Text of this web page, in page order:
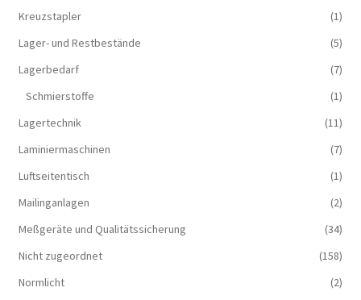
Kreuzstapler
(1)
Lager- und Restbestände
(5)
Lagerbedarf
(7)
Schmierstoffe
(1)
Lagertechnik
(11)
Laminiermaschinen
(7)
Luftseitentisch
(1)
Mailinganlagen
(2)
Meßgeräte und Qualitätssicherung
(34)
Nicht zugeordnet
(158)
Normlicht
(2)